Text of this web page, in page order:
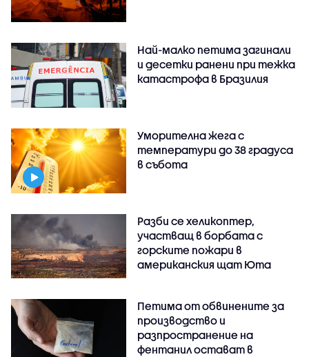
Най-малко петима загинали
и десетки ранени при тежка
катастрофа в Бразилия
Уморителна жега с
температури до 38 градуса
в събота
Разби се хеликоптер,
участващ в борбата с
горските пожари в
американския щат Юта
Петима от обвинените за
производство и
разпространение на
фентанил остават в